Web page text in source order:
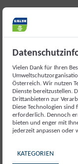
Vielen Dank für Ihren
Österreich. Wir nutzen
Dienste bereitzustellen.
Drittanbietern zur
Diese Technologien
erforderlich. Dennoch
bieten und enger mit
jederzeit anpassen oder
KATEGORIEN